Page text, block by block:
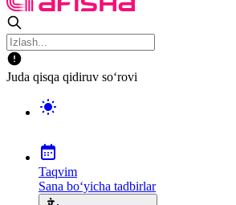
Juda qisqa qidiruv so‘rovi
Taqvim
Sana bo‘yicha tadbirlar